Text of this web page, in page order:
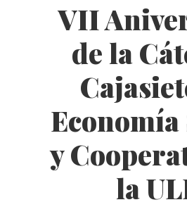
VII
de la
Economía
y
la